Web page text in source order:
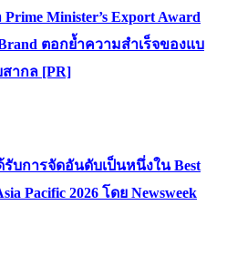
Minister’s Export Award
ตอกย้ำความสำเร็จของแบ
สากล [PR]
บการจัดอันดับเป็นหนึ่งใน Best
Pacific 2026 โดย Newsweek